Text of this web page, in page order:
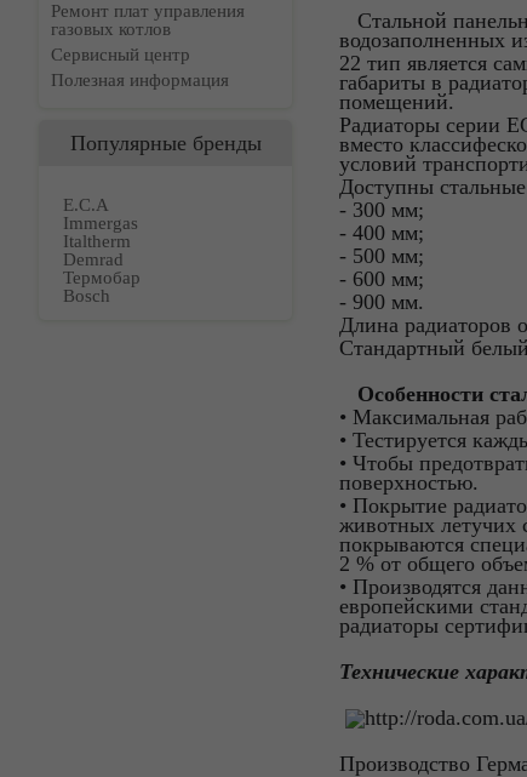
Ремонт плат управления
газовых котлов
Сервисный центр
Полезная информация
Популярные бренды
E.C.A
Immergas
Italtherm
Demrad
Термобар
Bosch
Cтальной
водозаполненных
22 тип является
габариты в
помещений.
Радиаторы серии
вместо
условий
Доступны
- 300 мм;
- 400 мм;
- 500 мм;
- 600 мм;
- 900 мм.
Длина радиаторов
Стандартный
Особенности
• Максимальная
• Тестируется
• Чтобы
поверхностью.
• Покрытие
животных летучих
покрываются
2 % от общего
• Производятся
европейскими
радиаторы
Технические
Производство